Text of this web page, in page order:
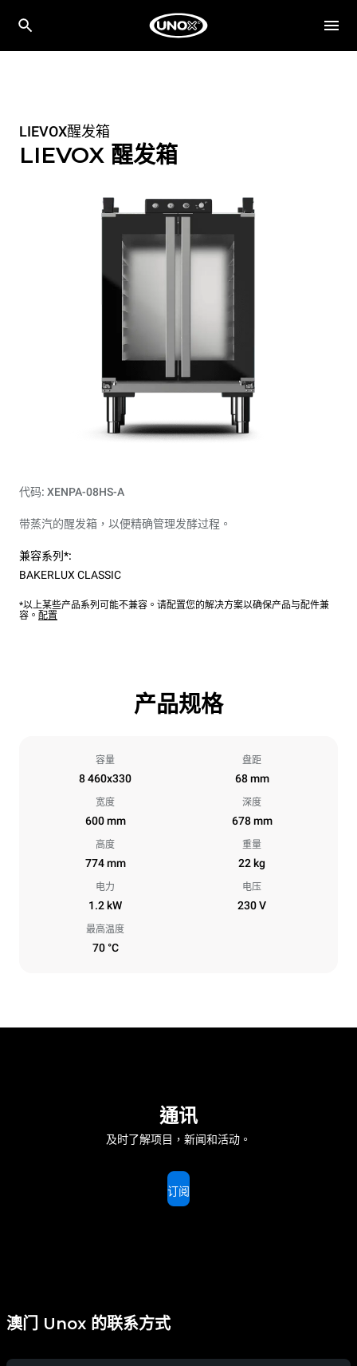
LIEVOX醒发箱
LIEVOX 醒发箱
代码: XENPA-08HS-A
带蒸汽的醒发箱，以便精确管理发酵过程。
兼容系列*:
BAKERLUX CLASSIC
*以上某些产品系列可能不兼容。请配置您的解决方案以确保产品与配件兼
容。 配置
产品规格
容量
8 460x330
盘距
68 mm
宽度
600 mm
深度
678 mm
高度
774 mm
重量
22 kg
电力
1.2 kW
电压
230 V
最高温度
70 °C
通讯
及时了解项目，新闻和活动。
订阅
澳门 Unox 的联系方式